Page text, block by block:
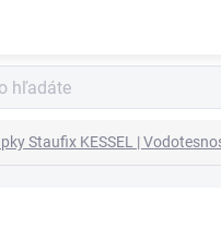
Staufix KESSEL |